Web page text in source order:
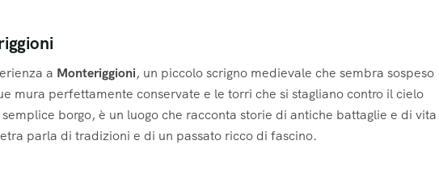
a Monteriggioni, un piccolo scrigno medievale che sembra sospeso
mura perfettamente conservate e le torri che si stagliano contro il cielo
borgo, è un luogo che racconta storie di antiche battaglie e di vita
parla di tradizioni e di un passato ricco di fascino.